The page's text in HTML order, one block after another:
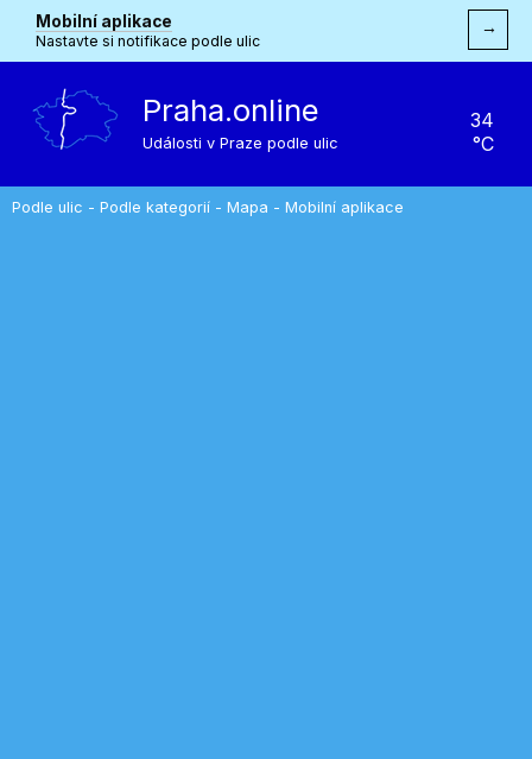
Mobilní aplikace
Nastavte si notifikace podle ulic
→
Praha.online
Události v Praze podle ulic
34
°C
Podle ulic - Podle kategorií - Mapa - Mobilní aplikace